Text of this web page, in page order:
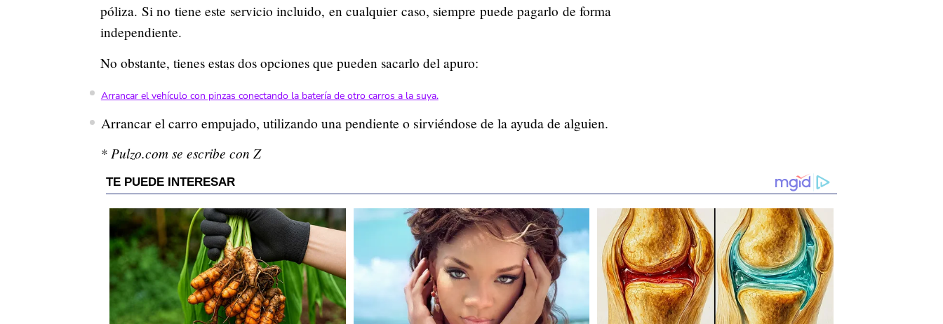
póliza. Si no tiene este servicio incluido, en cualquier caso, siempre puede pagarlo de forma
independiente.
No obstante, tienes estas dos opciones que pueden sacarlo del apuro:
Arrancar el vehículo con pinzas conectando la batería de otro carros a la suya.
Arrancar el carro empujado, utilizando una pendiente o sirviéndose de la ayuda de alguien.
* Pulzo.com se escribe con Z